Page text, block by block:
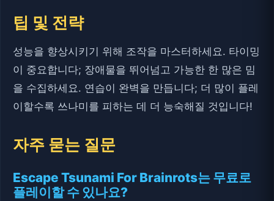
팁 및 전략
성능을 향상시키기 위해 조작을 마스터하세요. 타이밍
이 중요합니다; 장애물을 뛰어넘고 가능한 한 많은 밈
을 수집하세요. 연습이 완벽을 만듭니다; 더 많이 플레
이할수록 쓰나미를 피하는 데 더 능숙해질 것입니다!
자주 묻는 질문
Escape Tsunami For Brainrots는 무료로
플레이할 수 있나요?